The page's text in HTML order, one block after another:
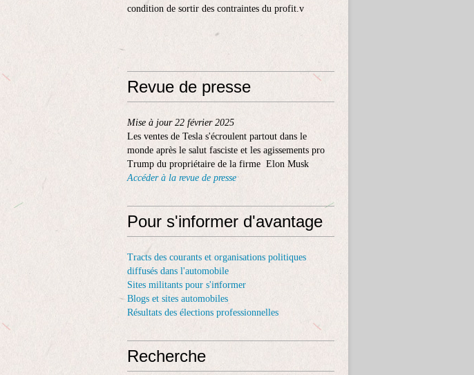
condition de sortir des contraintes du profit.v
Revue de presse
Mise à jour 22 février 2025
Les ventes de Tesla s'écroulent partout dans le
monde après le salut fasciste et les agissements pro
Trump du propriétaire de la firme Elon Musk
Accéder à la revue de presse
Pour s'informer d'avantage
Tracts des courants et organisations politiques
diffusés dans l'automobile
Sites militants pour s'informer
Blogs et sites automobiles
Résultats des élections professionnelles
Recherche